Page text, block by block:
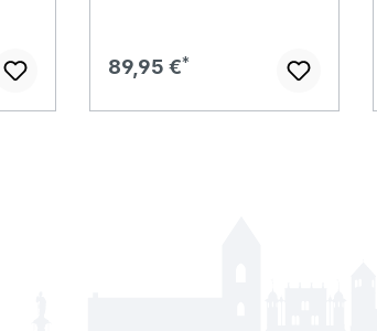
Regulärer Preis:
89,95 €